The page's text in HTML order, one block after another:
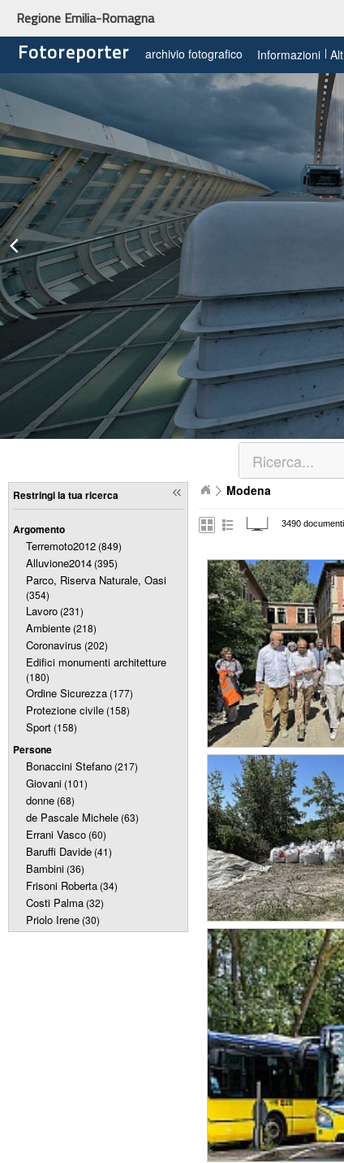
Regione Emilia-Romagna
Fotoreporter archivio fotografico Informazioni
Restringi la tua ricerca
Argomento
Terremoto2012 (849)
Alluvione2014 (395)
Parco, Riserva Naturale, Oasi
(354)
Lavoro (231)
Ambiente (218)
Coronavirus (202)
Edifici monumenti architetture
(180)
Ordine Sicurezza (177)
Protezione civile (158)
Sport (158)
Persone
Bonaccini Stefano (217)
Giovani (101)
donne (68)
de Pascale Michele (63)
Errani Vasco (60)
Baruffi Davide (41)
Bambini (36)
Frisoni Roberta (34)
Costi Palma (32)
Priolo Irene (30)
Modena
3490